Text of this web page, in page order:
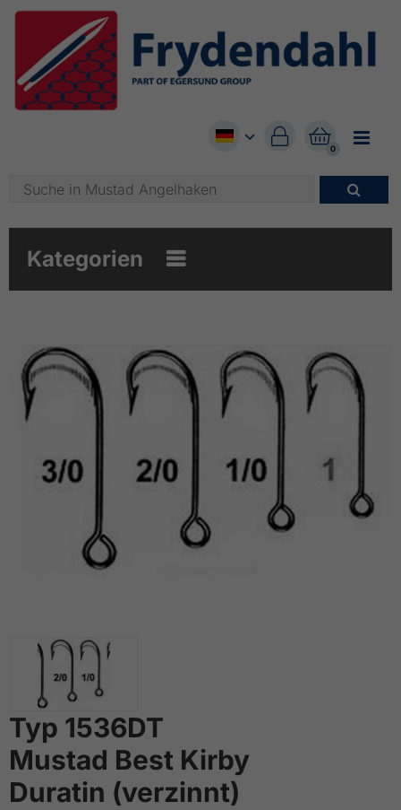


0

Kategorien 
Typ 1536DT
Mustad Best Kirby
Duratin (verzinnt)